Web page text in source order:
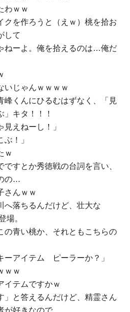
わｗｗ
クを作ろうと（えｗ）桃を拾お
して
ねーよ。俺を拾えるのは…俺だ
いじゃんｗｗｗｗ
峰くんにひるむはずなく、「見
」キタ！！！
えねーし！」
！」
ｗ
すとか秀徳戦の台詞を言い、
の…
さんｗｗ
へ落ちるんだけど、壮大な
場。
の青い桃か、それともこちらの
ーアイテム ピーラーか？」
ｗｗ
イテムですかｗ
」と答えるんだけど、精霊さん